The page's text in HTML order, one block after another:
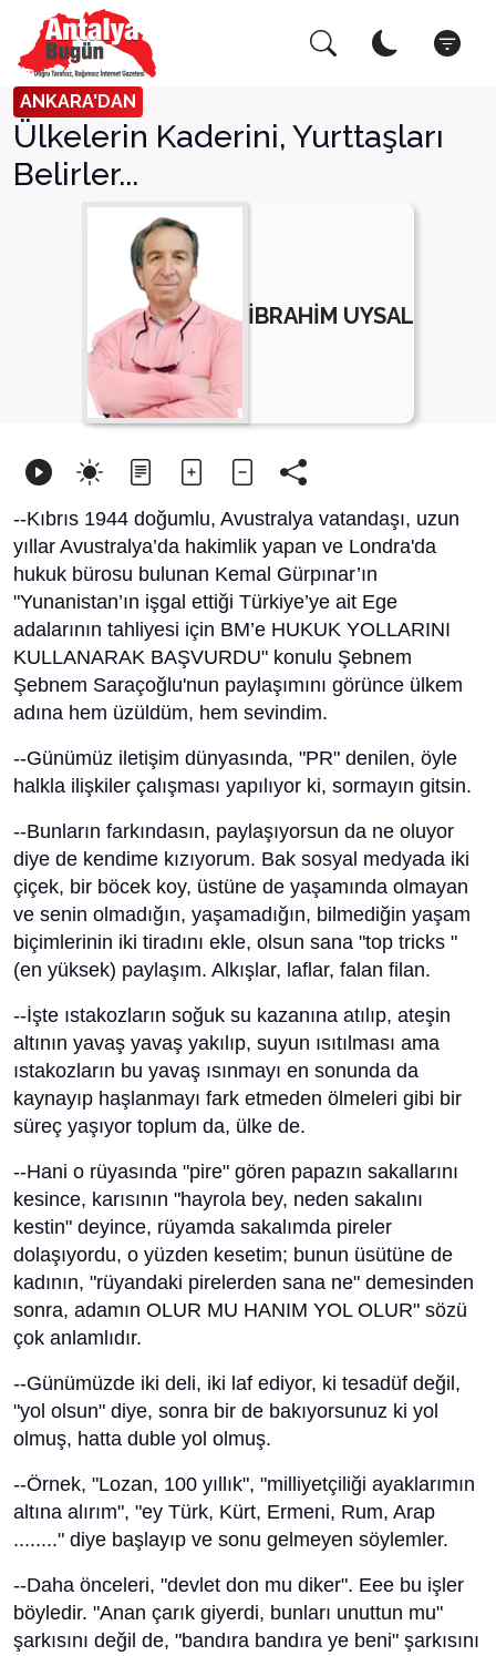
ANKARA'DAN
Ülkelerin Kaderini, Yurttaşları
Belirler...
İBRAHİM UYSAL
--Kıbrıs 1944 doğumlu, Avustralya vatandaşı, uzun
yıllar Avustralya’da hakimlik yapan ve Londra'da
hukuk bürosu bulunan Kemal Gürpınar’ın
"Yunanistan’ın işgal ettiği Türkiye’ye ait Ege
adalarının tahliyesi için BM’e HUKUK YOLLARINI
KULLANARAK BAŞVURDU" konulu Şebnem
Şebnem Saraçoğlu'nun paylaşımını görünce ülkem
adına hem üzüldüm, hem sevindim.
--Günümüz iletişim dünyasında, "PR" denilen, öyle
halkla ilişkiler çalışması yapılıyor ki, sormayın gitsin.
--Bunların farkındasın, paylaşıyorsun da ne oluyor
diye de kendime kızıyorum. Bak sosyal medyada iki
çiçek, bir böcek koy, üstüne de yaşamında olmayan
ve senin olmadığın, yaşamadığın, bilmediğin yaşam
biçimlerinin iki tiradını ekle, olsun sana "top tricks "
(en yüksek) paylaşım. Alkışlar, laflar, falan filan.
--İşte ıstakozların soğuk su kazanına atılıp, ateşin
altının yavaş yavaş yakılıp, suyun ısıtılması ama
ıstakozların bu yavaş ısınmayı en sonunda da
kaynayıp haşlanmayı fark etmeden ölmeleri gibi bir
süreç yaşıyor toplum da, ülke de.
--Hani o rüyasında "pire" gören papazın sakallarını
kesince, karısının "hayrola bey, neden sakalını
kestin" deyince, rüyamda sakalımda pireler
dolaşıyordu, o yüzden kesetim; bunun üsütüne de
kadının, "rüyandaki pirelerden sana ne" demesinden
sonra, adamın OLUR MU HANIM YOL OLUR" sözü
çok anlamlıdır.
--Günümüzde iki deli, iki laf ediyor, ki tesadüf değil,
"yol olsun" diye, sonra bir de bakıyorsunuz ki yol
olmuş, hatta duble yol olmuş.
--Örnek, "Lozan, 100 yıllık", "milliyetçiliği ayaklarımın
altına alırım", "ey Türk, Kürt, Ermeni, Rum, Arap
........" diye başlayıp ve sonu gelmeyen söylemler.
--Daha önceleri, "devlet don mu diker". Eee bu işler
böyledir. "Anan çarık giyerdi, bunları unuttun mu"
şarkısını değil de, "bandıra bandıra ye beni" şarkısını
Arama Yap! Kapat